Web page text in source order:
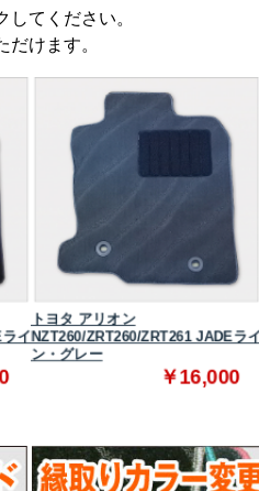
てください。
けます。
イ
トヨタ アリオン
NZT260/ZRT260/ZRT261 JADEラ
ン・グレー
￥16,000